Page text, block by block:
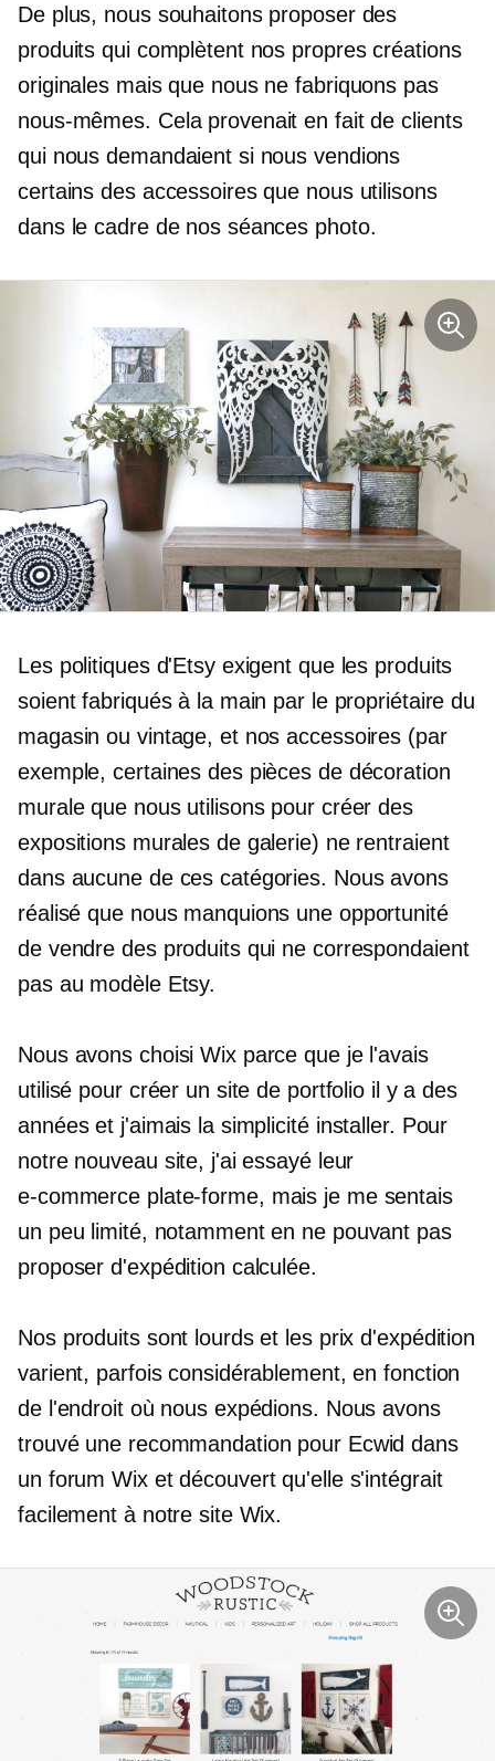
De plus, nous souhaitons proposer des
produits qui complètent nos propres créations
originales mais que nous ne fabriquons pas
nous-mêmes. Cela provenait en fait de clients
qui nous demandaient si nous vendions
certains des accessoires que nous utilisons
dans le cadre de nos séances photo.
Les politiques d'Etsy exigent que les produits
soient fabriqués à la main par le propriétaire du
magasin ou vintage, et nos accessoires (par
exemple, certaines des pièces de décoration
murale que nous utilisons pour créer des
expositions murales de galerie) ne rentraient
dans aucune de ces catégories. Nous avons
réalisé que nous manquions une opportunité
de vendre des produits qui ne correspondaient
pas au modèle Etsy.
Nous avons choisi Wix parce que je l'avais
utilisé pour créer un site de portfolio il y a des
années et j'aimais la simplicité installer. Pour
notre nouveau site, j'ai essayé leur
e-commerce plate-forme, mais je me sentais
un peu limité, notamment en ne pouvant pas
proposer d'expédition calculée.
Nos produits sont lourds et les prix d'expédition
varient, parfois considérablement, en fonction
de l'endroit où nous expédions. Nous avons
trouvé une recommandation pour Ecwid dans
un forum Wix et découvert qu'elle s'intégrait
facilement à notre site Wix.